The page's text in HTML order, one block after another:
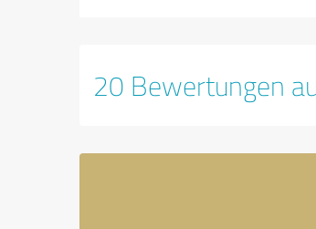
20 Bewertungen